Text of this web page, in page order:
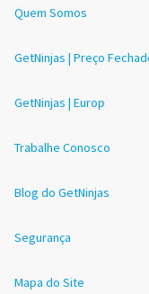
Quem Somos
GetNinjas | Preço
GetNinjas | Europ
Trabalhe Conosco
Blog do GetNinjas
Segurança
Mapa do Site